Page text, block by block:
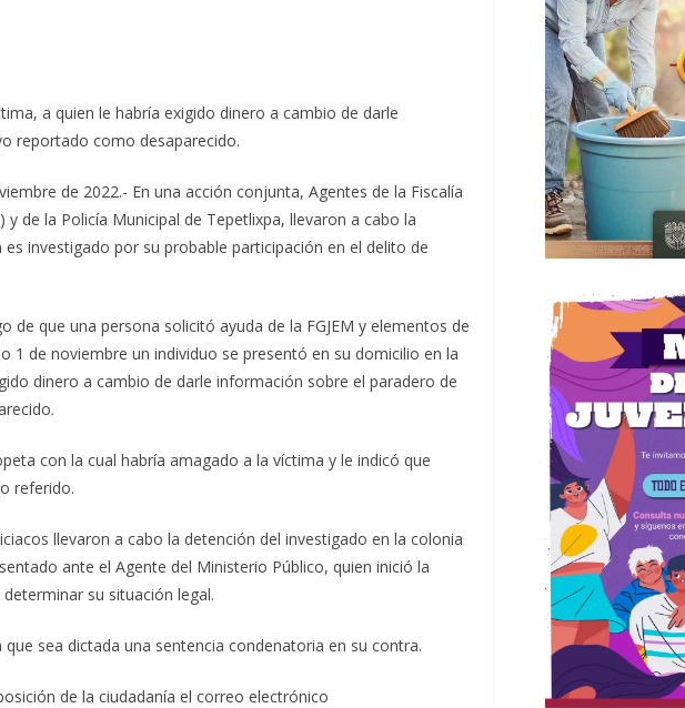
a quien le habría exigido dinero a cambio de darle
reportado como desaparecido.
de 2022.- En una acción conjunta, Agentes de la Fiscalía
y de la Policía Municipal de Tepetlixpa, llevaron a cabo la
es investigado por su probable participación en el delito de
de que una persona solicitó ayuda de la FGJEM y elementos de
1 de noviembre un individuo se presentó en su domicilio en la
dinero a cambio de darle información sobre el paradero de
con la cual habría amagado a la víctima y le indicó que
referido.
llevaron a cabo la detención del investigado en la colonia
ante el Agente del Ministerio Público, quien inició la
su situación legal.
sea dictada una sentencia condenatoria en su contra.
de la ciudadanía el correo electrónico